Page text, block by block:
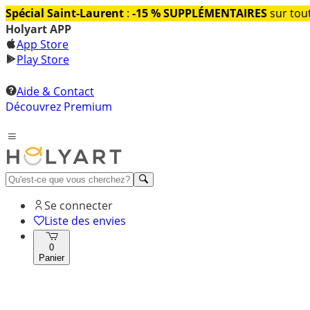
Spécial Saint-Laurent : -15 % SUPPLÉMENTAIRESsur
Holyart APP
App Store
Play Store
Aide & Contact
Découvrez Premium
Se connecter
Liste des envies
0
Panier